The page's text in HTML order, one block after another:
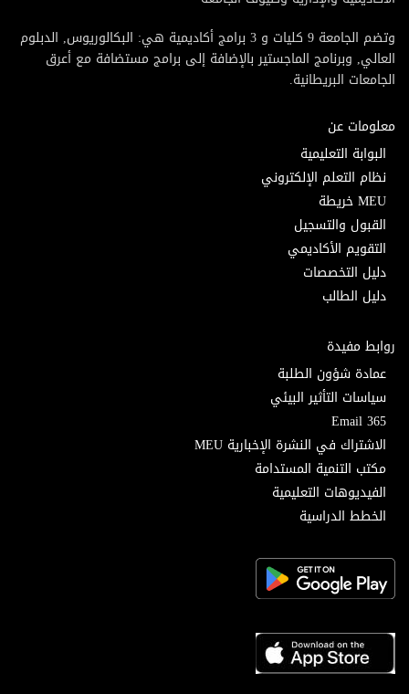
وتضم الجامعة 9 كليات و 3 برامج أكاديمية هي: البكالوريوس, الدبلوم
العالي, وبرنامج الماجستير بالإضافة إلى برامج مستضافة مع أعرق
الجامعات البريطانية.
معلومات عن
البوابة التعليمية
نظام التعلم الإلكتروني
MEU خريطة
القبول والتسجيل
التقويم الأكاديمي
دليل التخصصات
دليل الطالب
روابط مفيدة
عمادة شؤون الطلبة
سياسات التأثير البيئي
Email 365
الاشتراك في النشرة الإخبارية MEU
مكتب التنمية المستدامة
الفيديوهات التعليمية
الخطط الدراسية